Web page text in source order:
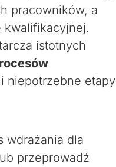
pracowników, a
kwalifikacyjnej.
istotnych
niepotrzebne etapy
wdrażania dla
przeprowadź